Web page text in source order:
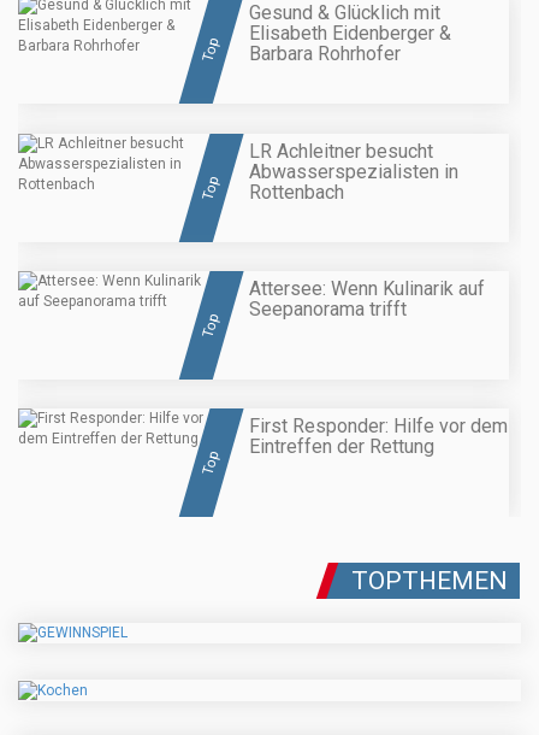
Top
Gesund & Glücklich mit
Elisabeth Eidenberger &
Barbara Rohrhofer
Top
LR Achleitner besucht
Abwasserspezialisten in
Rottenbach
Top
Attersee: Wenn Kulinarik auf
Seepanorama trifft
Top
First Responder: Hilfe vor dem
Eintreffen der Rettung
TOPTHEMEN